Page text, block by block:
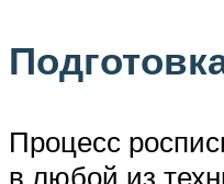
Процесс
в любой из